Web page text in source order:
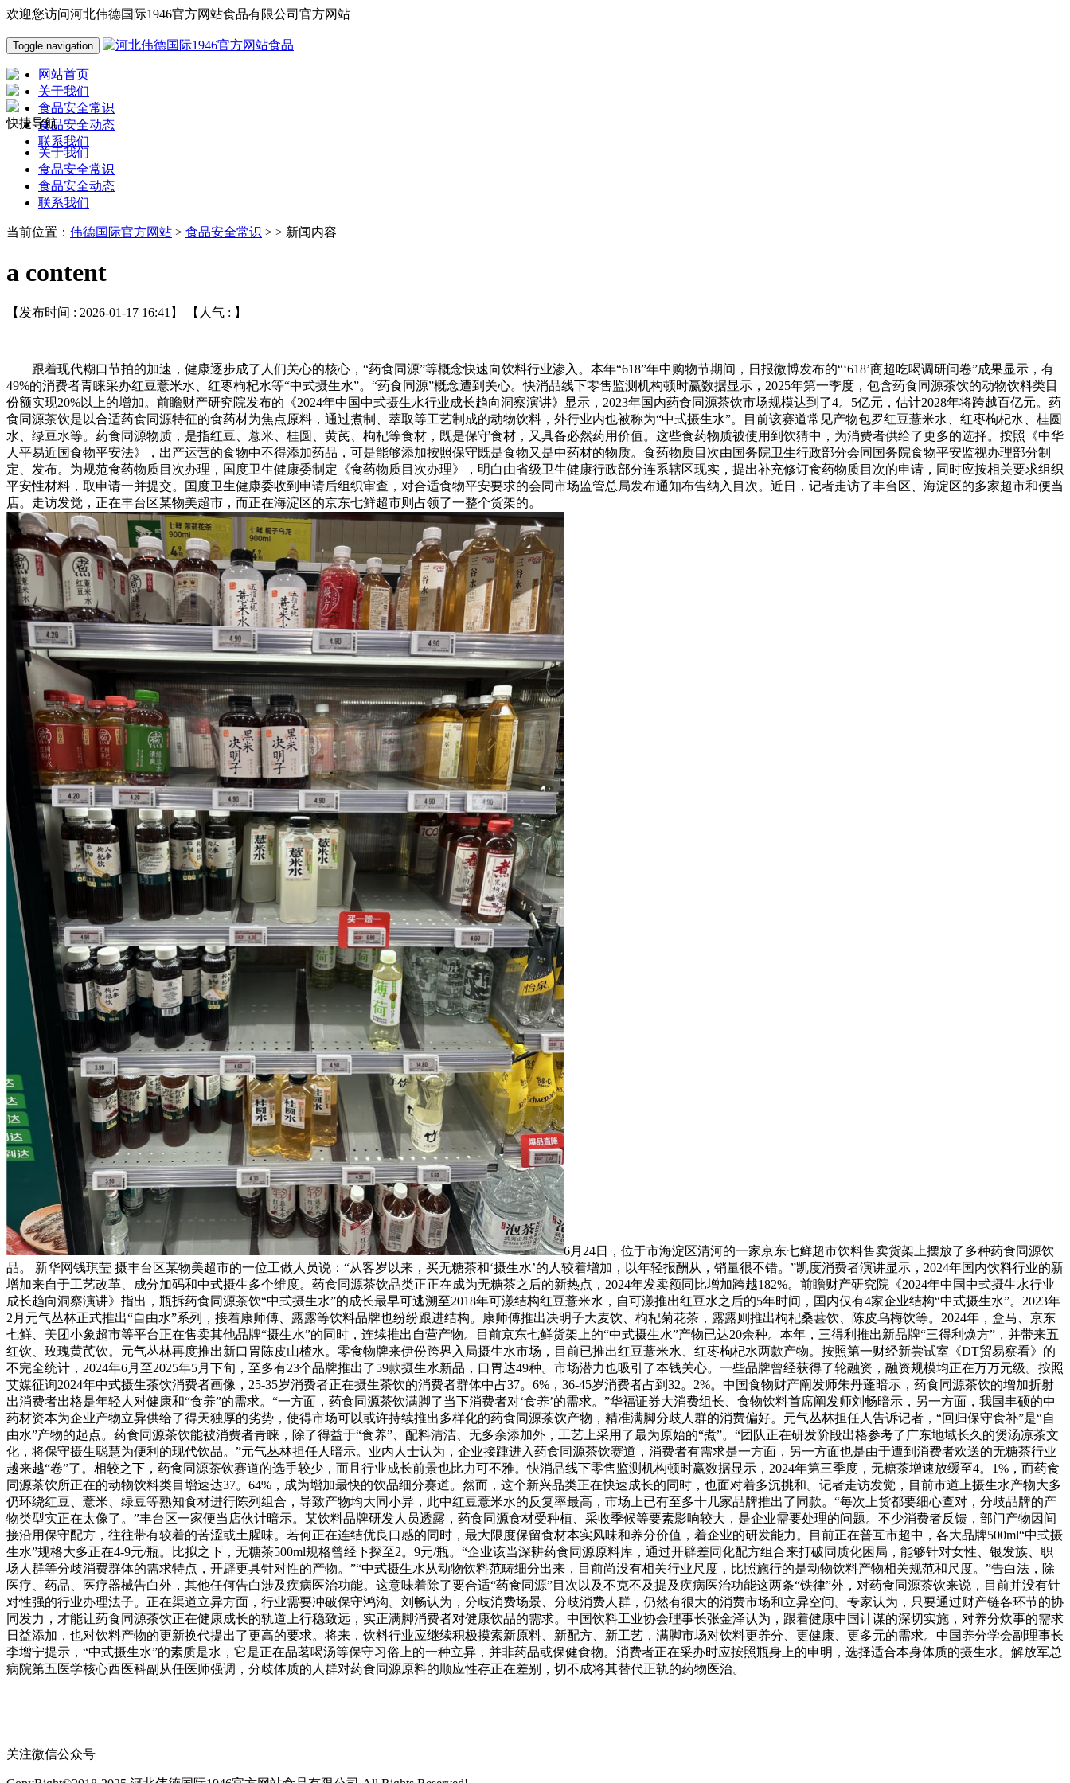
欢迎您访问河北伟德国际1946官方网站食品有限公司官方网站
Toggle navigation
网站首页
关于我们
食品安全常识
食品安全动态
联系我们
快捷导航
关于我们
食品安全常识
食品安全动态
联系我们
当前位置： 伟德国际官方网站 > 食品安全常识 > > 新闻内容
a content
【发布时间 : 2026-01-17 16:41】 【人气 : 】
跟着现代糊口节拍的加速，健康逐步成了人们关心的核心，“药食同源”等概念快速向饮料行业渗入。本年“618”年中购物节期间，日报微博发布的“‘618’商超吃喝调研问卷”成果显示，有
49%的消费者青睐采办红豆薏米水、红枣枸杞水等“中式摄生水”。“药食同源”概念遭到关心。快消品线下零售监测机构顿时赢数据显示，2025年第一季度，包含药食同源茶饮的动物饮料类目
份额实现20%以上的增加。前瞻财产研究院发布的《2024年中国中式摄生水行业成长趋向洞察演讲》显示，2023年国内药食同源茶饮市场规模达到了4。5亿元，估计2028年将跨越百亿元。药
食同源茶饮是以合适药食同源特征的食药材为焦点原料，通过煮制、萃取等工艺制成的动物饮料，外行业内也被称为“中式摄生水”。目前该赛道常见产物包罗红豆薏米水、红枣枸杞水、桂圆
水、绿豆水等。药食同源物质，是指红豆、薏米、桂圆、黄芪、枸杞等食材，既是保守食材，又具备必然药用价值。这些食药物质被使用到饮猜中，为消费者供给了更多的选择。按照《中华
人平易近国食物平安法》，出产运营的食物中不得添加药品，可是能够添加按照保守既是食物又是中药材的物质。食药物质目次由国务院卫生行政部分会同国务院食物平安监视办理部分制
定、发布。为规范食药物质目次办理，国度卫生健康委制定《食药物质目次办理》，明白由省级卫生健康行政部分连系辖区现实，提出补充修订食药物质目次的申请，同时应按相关要求组织
平安性材料，取申请一并提交。国度卫生健康委收到申请后组织审查，对合适食物平安要求的会同市场监管总局发布通知布告纳入目次。近日，记者走访了丰台区、海淀区的多家超市和便当
店。走访发觉，正在丰台区某物美超市，而正在海淀区的京东七鲜超市则占领了一整个货架的。
6月24日，位于市海淀区清河的一家京东七鲜超市饮料售卖货架上摆放了多种药食同源饮
品。 新华网钱琪莹 摄丰台区某物美超市的一位工做人员说：“从客岁以来，买无糖茶和‘摄生水’的人较着增加，以年轻报酬从，销量很不错。”凯度消费者演讲显示，2024年国内饮料行业的新
增加来自于工艺改革、成分加码和中式摄生多个维度。药食同源茶饮品类正正在成为无糖茶之后的新热点，2024年发卖额同比增加跨越182%。前瞻财产研究院《2024年中国中式摄生水行业
成长趋向洞察演讲》指出，瓶拆药食同源茶饮“中式摄生水”的成长最早可逃溯至2018年可漾结构红豆薏米水，自可漾推出红豆水之后的5年时间，国内仅有4家企业结构“中式摄生水”。2023年
2月元气丛林正式推出“自由水”系列，接着康师傅、露露等饮料品牌也纷纷跟进结构。康师傅推出决明子大麦饮、枸杞菊花茶，露露则推出枸杞桑葚饮、陈皮乌梅饮等。2024年，盒马、京东
七鲜、美团小象超市等平台正在售卖其他品牌“摄生水”的同时，连续推出自营产物。目前京东七鲜货架上的“中式摄生水”产物已达20余种。本年，三得利推出新品牌“三得利焕方”，并带来五
红饮、玫瑰黄芪饮。元气丛林再度推出新口胃陈皮山楂水。零食物牌来伊份跨界入局摄生水市场，目前已推出红豆薏米水、红枣枸杞水两款产物。按照第一财经新尝试室《DT贸易察看》的
不完全统计，2024年6月至2025年5月下旬，至多有23个品牌推出了59款摄生水新品，口胃达49种。市场潜力也吸引了本钱关心。一些品牌曾经获得了轮融资，融资规模均正在万万元级。按照
艾媒征询2024年中式摄生茶饮消费者画像，25-35岁消费者正在摄生茶饮的消费者群体中占37。6%，36-45岁消费者占到32。2%。中国食物财产阐发师朱丹蓬暗示，药食同源茶饮的增加折射
出消费者出格是年轻人对健康和“食养”的需求。“一方面，药食同源茶饮满脚了当下消费者对‘食养’的需求。”华福证券大消费组长、食物饮料首席阐发师刘畅暗示，另一方面，我国丰硕的中
药材资本为企业产物立异供给了得天独厚的劣势，使得市场可以或许持续推出多样化的药食同源茶饮产物，精准满脚分歧人群的消费偏好。元气丛林担任人告诉记者，“回归保守食补”是“自
由水”产物的起点。药食同源茶饮能被消费者青睐，除了得益于“食养”、配料清洁、无多余添加外，工艺上采用了最为原始的“煮”。“团队正在研发阶段出格参考了广东地域长久的煲汤凉茶文
化，将保守摄生聪慧为便利的现代饮品。”元气丛林担任人暗示。业内人士认为，企业接踵进入药食同源茶饮赛道，消费者有需求是一方面，另一方面也是由于遭到消费者欢送的无糖茶行业
越来越“卷”了。相较之下，药食同源茶饮赛道的选手较少，而且行业成长前景也比力可不雅。快消品线下零售监测机构顿时赢数据显示，2024年第三季度，无糖茶增速放缓至4。1%，而药食
同源茶饮所正在的动物饮料类目增速达37。64%，成为增加最快的饮品细分赛道。然而，这个新兴品类正在快速成长的同时，也面对着多沉挑和。记者走访发觉，目前市道上摄生水产物大多
仍环绕红豆、薏米、绿豆等熟知食材进行陈列组合，导致产物均大同小异，此中红豆薏米水的反复率最高，市场上已有至多十几家品牌推出了同款。“每次上货都要细心查对，分歧品牌的产
物类型实正在太像了。”丰台区一家便当店伙计暗示。某饮料品牌研发人员透露，药食同源食材受种植、采收季候等要素影响较大，是企业需要处理的问题。不少消费者反馈，部门产物因间
接沿用保守配方，往往带有较着的苦涩或土腥味。若何正在连结优良口感的同时，最大限度保留食材本实风味和养分价值，着企业的研发能力。目前正在普互市超中，各大品牌500ml“中式摄
生水”规格大多正在4-9元/瓶。比拟之下，无糖茶500ml规格曾经下探至2。9元/瓶。“企业该当深耕药食同源原料库，通过开辟差同化配方组合来打破同质化困局，能够针对女性、银发族、职
场人群等分歧消费群体的需求特点，开辟更具针对性的产物。”“中式摄生水从动物饮料范畴细分出来，目前尚没有相关行业尺度，比照施行的是动物饮料产物相关规范和尺度。”告白法，除
医疗、药品、医疗器械告白外，其他任何告白涉及疾病医治功能。这意味着除了要合适“药食同源”目次以及不克不及提及疾病医治功能这两条“铁律”外，对药食同源茶饮来说，目前并没有针
对性强的行业办理法子。正在渠道立异方面，行业需要冲破保守鸿沟。刘畅认为，分歧消费场景、分歧消费人群，仍然有很大的消费市场和立异空间。专家认为，只要通过财产链各环节的协
同发力，才能让药食同源茶饮正在健康成长的轨道上行稳致远，实正满脚消费者对健康饮品的需求。中国饮料工业协会理事长张金泽认为，跟着健康中国计谋的深切实施，对养分炊事的需求
日益添加，也对饮料产物的更新换代提出了更高的要求。将来，饮料行业应继续积极摸索新原料、新配方、新工艺，满脚市场对饮料更养分、更健康、更多元的需求。中国养分学会副理事长
李增宁提示，“中式摄生水”的素质是水，它是正在品茗喝汤等保守习俗上的一种立异，并非药品或保健食物。消费者正在采办时应按照瓶身上的申明，选择适合本身体质的摄生水。解放军总
病院第五医学核心西医科副从任医师强调，分歧体质的人群对药食同源原料的顺应性存正在差别，切不成将其替代正轨的药物医治。
关注微信公众号